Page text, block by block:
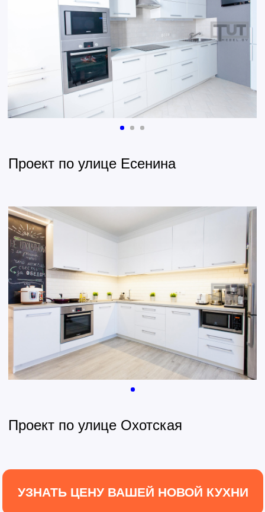
КАЖДАЯ НАША КУХНЯ
УНИКАЛЬНА И СОЗДАНА
СПЕЦИАЛЬНО ДЛЯ ВАС
ПРОЕКТ РИСУЕТ ОПЫТНЫЙ
ДИЗАЙНЕР, А НЕ ПРОДАВЕЦ
КОГДА
ЗАКАЗЫВАЕТЕ У
НАС
Индивидуальный поход
Собственное производство
Создаем уникальный проект кухни
специально для вашего дома!
Мы сами производим мебель,
поэтому даем лучшую цену и